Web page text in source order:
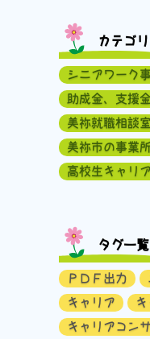
カテゴ
シニアワーク
助成金、支援
美祢就職相談室
美祢市の事業
高校生キャリ
タグ一覧
ＰＤＦ出力
キャリア
キャリアコン